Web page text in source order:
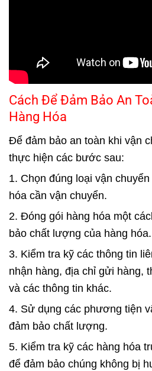
Cách Để Đảm Bảo An
Hàng Hóa
Để đảm bảo an toàn khi vận
thực hiện các bước sau:
1. Chọn đúng loại vận
hóa cần vận chuyển.
2. Đóng gói hàng hóa một
bảo chất lượng của hàng hóa.
3. Kiểm tra kỹ các thông tin
nhận hàng, địa chỉ gửi hàng,
và các thông tin khác.
4. Sử dụng các phương tiện
đảm bảo chất lượng.
5. Kiểm tra kỹ các hàng hóa
để đảm bảo chúng không bị